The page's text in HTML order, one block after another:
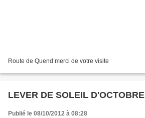
Route de Quend merci de votre visite
LEVER DE SOLEIL D'OCTOBRE
Publié le 08/10/2012 à 08:28